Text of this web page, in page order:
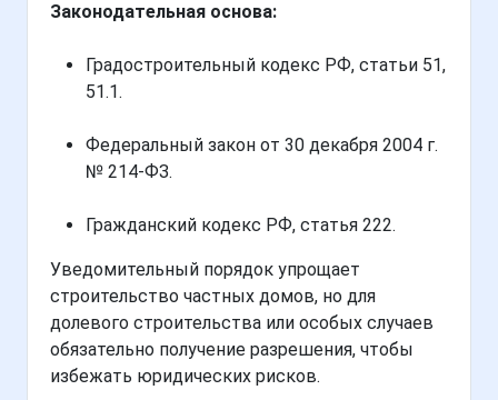
Законодательная основа:
Градостроительный кодекс РФ, статьи 51,
51.1.
Федеральный закон от 30 декабря 2004 г.
№ 214-ФЗ.
Гражданский кодекс РФ, статья 222.
Уведомительный порядок упрощает
строительство частных домов, но для
долевого строительства или особых случаев
обязательно получение разрешения, чтобы
избежать юридических рисков.